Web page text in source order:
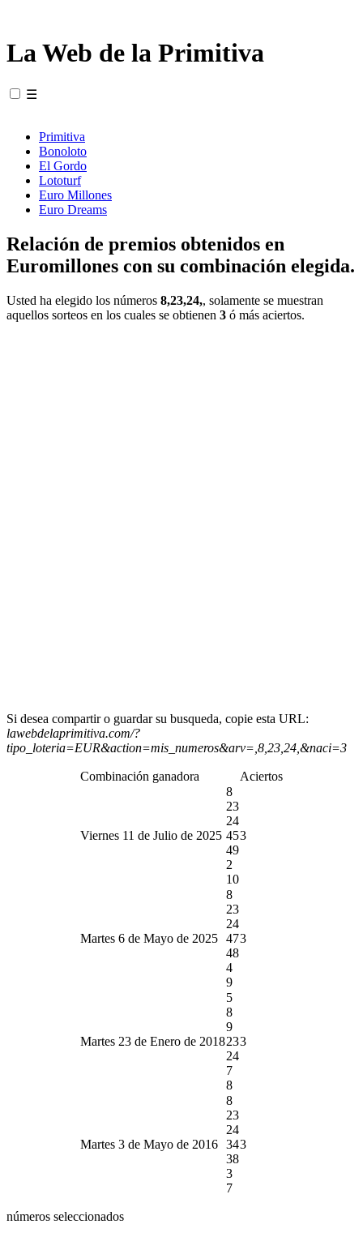
La Web de la Primitiva
☰
Primitiva
Bonoloto
El Gordo
Lototurf
Euro Millones
Euro Dreams
Relación de premios obtenidos en
Euromillones con su combinación elegida.
Usted ha elegido los números 8,23,24,, solamente se muestran
aquellos sorteos en los cuales se obtienen 3 ó más aciertos.
Si desea compartir o guardar su busqueda, copie esta URL:
lawebdelaprimitiva.com/?
tipo_loteria=EUR&action=mis_numeros&arv=,8,23,24,&naci=3
Combinación ganadora Aciertos
Viernes 11 de Julio de 2025
8
23
24
45
49
2
10
3
Martes 6 de Mayo de 2025
8
23
24
47
48
4
9
3
Martes 23 de Enero de 2018
5
8
9
23
24
7
8
3
Martes 3 de Mayo de 2016
8
23
24
34
38
3
7
3
números seleccionados